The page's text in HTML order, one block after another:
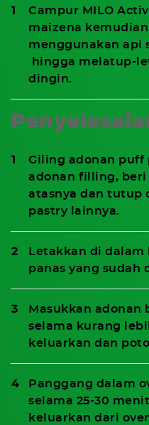
Campur MILO
maizena
menggunakan api
hingga melatup-
dingin.
Giling adonan puff
adonan filling,
atasnya dan tutup
pastry lainnya.
Letakkan di dalam
panas yang sudah
Masukkan adonan
selama kurang
keluarkan dan
Panggang dalam
selama 25-30
keluarkan dari